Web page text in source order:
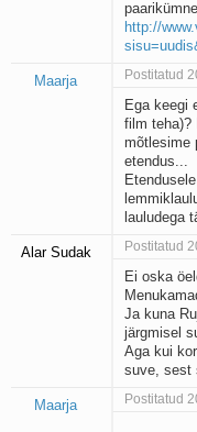
http://
Maarja Postitatud
Ega keegi
film teha)?
mõtlesime
etendus...
lauludega
Alar Sudak Postitatud
Ei oska
Ja kuna
järgmisel
Aga kui
suve, sest
Maarja Postitatud